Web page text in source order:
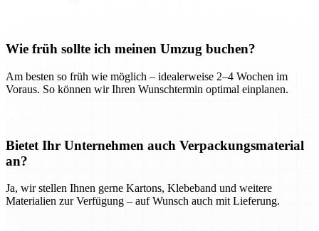
Wie früh sollte ich meinen Umzug buchen?
Am besten so früh wie möglich – idealerweise 2–4 Wochen im
Voraus. So können wir Ihren Wunschtermin optimal einplanen.
Bietet Ihr Unternehmen auch Verpackungsmaterial
an?
Ja, wir stellen Ihnen gerne Kartons, Klebeband und weitere
Materialien zur Verfügung – auf Wunsch auch mit Lieferung.